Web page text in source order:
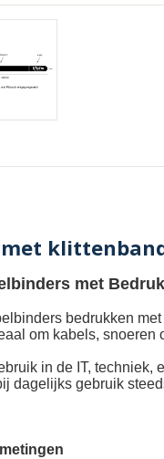
met
bedrukken
om kabels,
in de IT,
dagelijks gebruik